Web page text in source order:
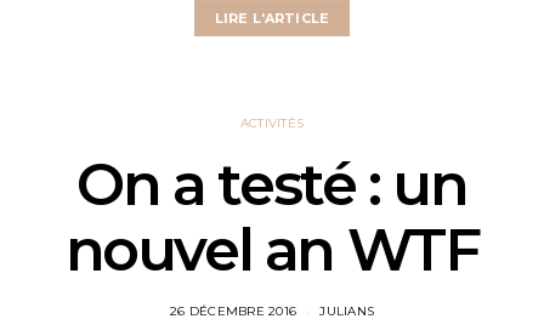
LIRE L'ARTICLE
ACTIVITÉS
On a testé : un
nouvel an WTF
26 DÉCEMBRE 2016 JULIANS